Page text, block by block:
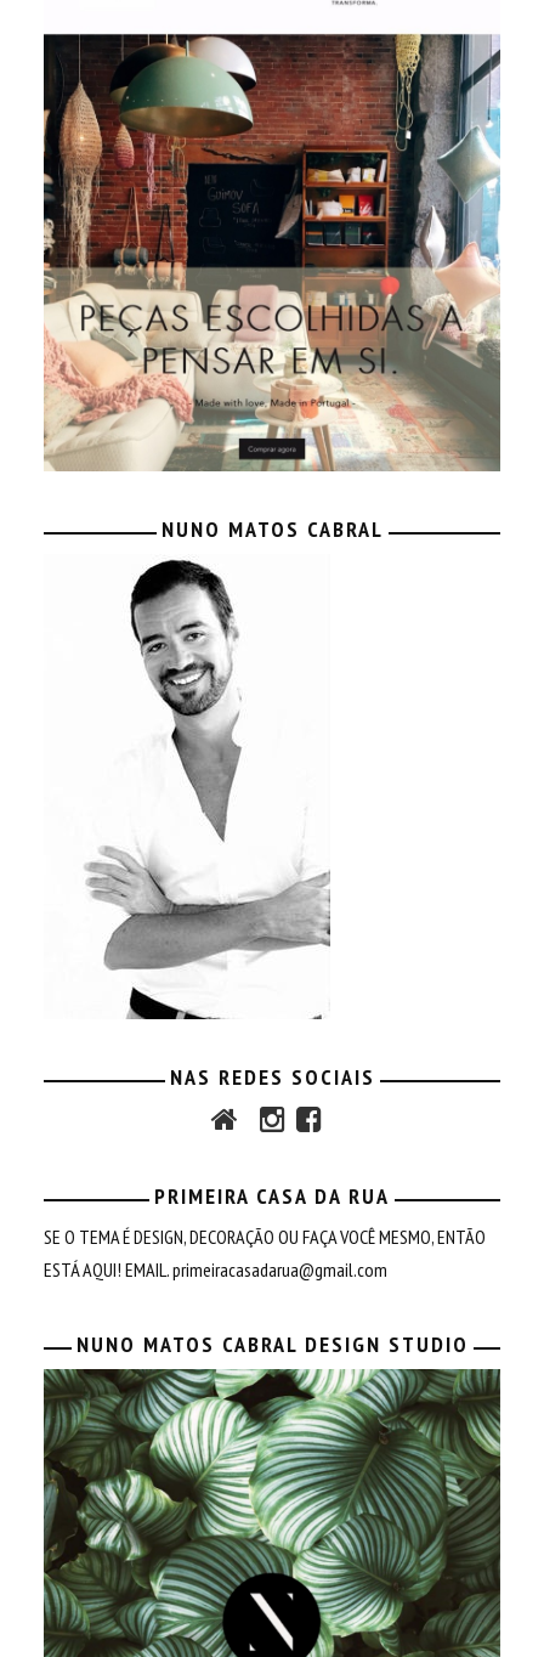
NUNO MATOS CABRAL
NAS REDES SOCIAIS
PRIMEIRA CASA DA RUA
SE O TEMA É DESIGN, DECORAÇÃO OU FAÇA VOCÊ MESMO, ENTÃO
ESTÁ AQUI! EMAIL.primeiracasadarua@gmail.com
NUNO MATOS CABRAL DESIGN STUDIO